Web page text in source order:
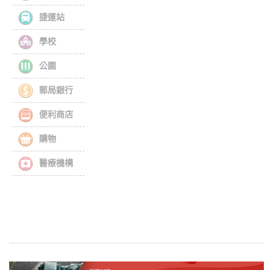
捷運站
學校
公園
郵局銀行
便利商店
購物
醫療機構